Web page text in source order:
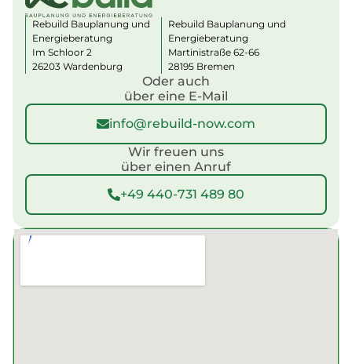
a
e
o
m
e
Rebuild Bauplanung und
Energieberatung
Im Schloor 2
26203 Wardenburg
Rebuild Bauplanung und
Energieberatung
Martinistraße 62-66
28195 Bremen
Wir freuen uns
über einen Anruf
+49 440-731 489 80
Oder auch
über eine E-Mail
info@rebuild-now.com